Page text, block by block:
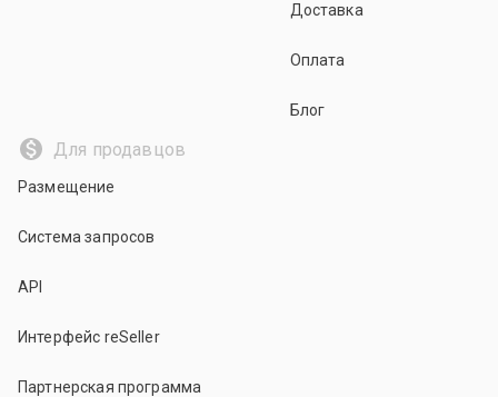
Доставка
Оплата
Блог
Для продавцов
Размещение
Система запросов
API
Интерфейс reSeller
Партнерская программа